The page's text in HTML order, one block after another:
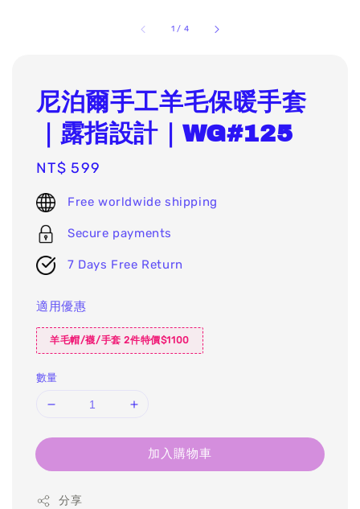
1 / 4
尼泊爾手工羊毛保暖手套
｜露指設計｜WG#125
Regular
price
NT$ 599
Free worldwide shipping
Secure payments
7 Days Free Return
適用優惠
羊毛帽/襪/手套 2件特價$1100
數量
加入購物車
分享